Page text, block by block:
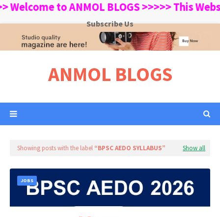
to ANMOL BLOGS >>>>> This
Subscribe Us
ANMOL BLOGS
Showing posts with the label BPSC AEDO SYLLABUS Show all
JOBS